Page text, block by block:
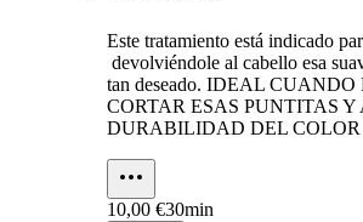
Este tratamiento está indicado
devolviéndole al cabello esa
tan deseado. IDEAL CUANDO
CORTAR ESAS PUNTITAS
DURABILIDAD DEL COLOR
10,00 €30min